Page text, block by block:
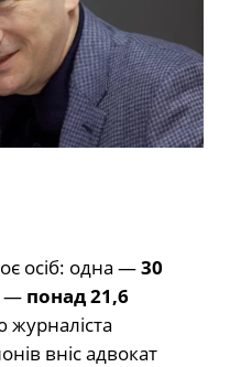
осіб: одна —30
— понад 21,6
журналіста
вніс адвокат